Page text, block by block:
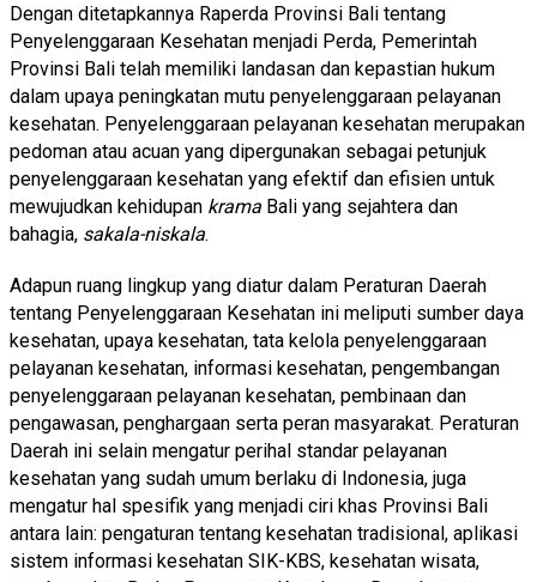
Dengan ditetapkannya Raperda Provinsi Bali tentang
Penyelenggaraan Kesehatan menjadi Perda, Pemerintah
Provinsi Bali telah memiliki landasan dan kepastian hukum
dalam upaya peningkatan mutu penyelenggaraan pelayanan
kesehatan. Penyelenggaraan pelayanan kesehatan merupakan
pedoman atau acuan yang dipergunakan sebagai petunjuk
penyelenggaraan kesehatan yang efektif dan efisien untuk
mewujudkan kehidupan krama Bali yang sejahtera dan
bahagia, sakala-niskala.
Adapun ruang lingkup yang diatur dalam Peraturan Daerah
tentang Penyelenggaraan Kesehatan ini meliputi sumber daya
kesehatan, upaya kesehatan, tata kelola penyelenggaraan
pelayanan kesehatan, informasi kesehatan, pengembangan
penyelenggaraan pelayanan kesehatan, pembinaan dan
pengawasan, penghargaan serta peran masyarakat. Peraturan
Daerah ini selain mengatur perihal standar pelayanan
kesehatan yang sudah umum berlaku di Indonesia, juga
mengatur hal spesifik yang menjadi ciri khas Provinsi Bali
antara lain: pengaturan tentang kesehatan tradisional, aplikasi
sistem informasi kesehatan SIK-KBS, kesehatan wisata,